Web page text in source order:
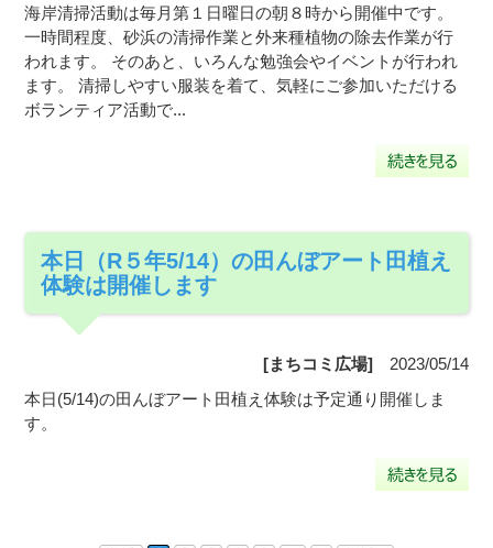
海岸清掃活動は毎月第１日曜日の朝８時から開催中です。
一時間程度、砂浜の清掃作業と外来種植物の除去作業が行
われます。 そのあと、いろんな勉強会やイベントが行われ
ます。 清掃しやすい服装を着て、気軽にご参加いただける
ボランティア活動で...
本日（R５年5/14）の田んぼアート田植え
体験は開催します
[まちコミ広場] 2023/05/14
本日(5/14)の田んぼアート田植え体験は予定通り開催しま
す。